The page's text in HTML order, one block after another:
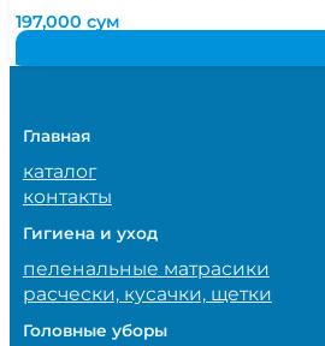
197,000сум
Главная
каталог
контакты
Гигиена и уход
пеленальные матрасики
расчески, кусачки, щетки
Головные уборы